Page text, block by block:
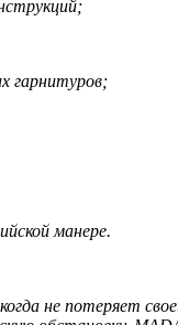
гарнитуров;
манере.
не потеряет